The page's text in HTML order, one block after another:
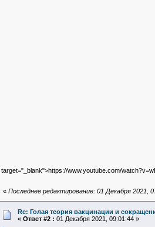
target="_blank">https://www.youtube.com/
« Последнее редактирование: 01 Декабря 2021,
Re: Голая теория вакцинации и
« Ответ #2 : 01 Декабря 2021, 09:01:44 »